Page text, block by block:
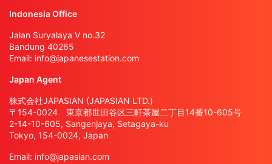
Indonesia Office
Jalan Suryalaya V no.32
Bandung 40265
Email: info@japanesestation.com
Japan Agent
株式会社JAPASIAN (JAPASIAN LTD.)
〒154-0024 東京都世田谷区三軒茶屋二丁目14番10-605号
2-14-10-605, Sangenjaya, Setagaya-ku
Tokyo, 154-0024, Japan
Email: info@japasian.com